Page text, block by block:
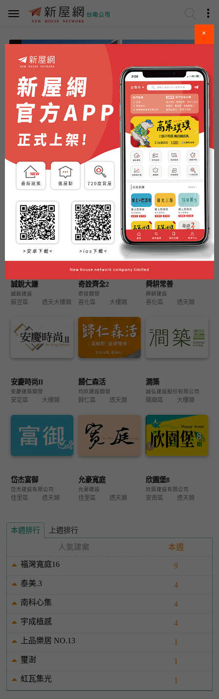
請選擇區域 看更多..
誠銳大謙
誠銳建設
麻豆區 透天大樓類
奇詮齊全2
奇詮開發
善化區 大樓類
舜耕常善
舜耕建設
善化區 透天類
安慶時尚II
安慶建築開發
安定區 大樓類
歸仁森活
均玖建設開發
歸仁區 透天類
澗築
誠弘建設股份有限公司
關廟區 大樓類
岱杰富御
岱杰建設有限公司
佳里區 透天類
允豪寬庭
允豪建設
佳里區 透天類
欣園堡8
欣築建設有限公司
安南區 透天類
本週排行 上週排行
人氣建案 本週
福灣寬庭16 9
泰美.3 4
南科心集 4
宇成植感 4
上品樂居 NO.13 1
璽澍 1
虹瓦集光 1
×